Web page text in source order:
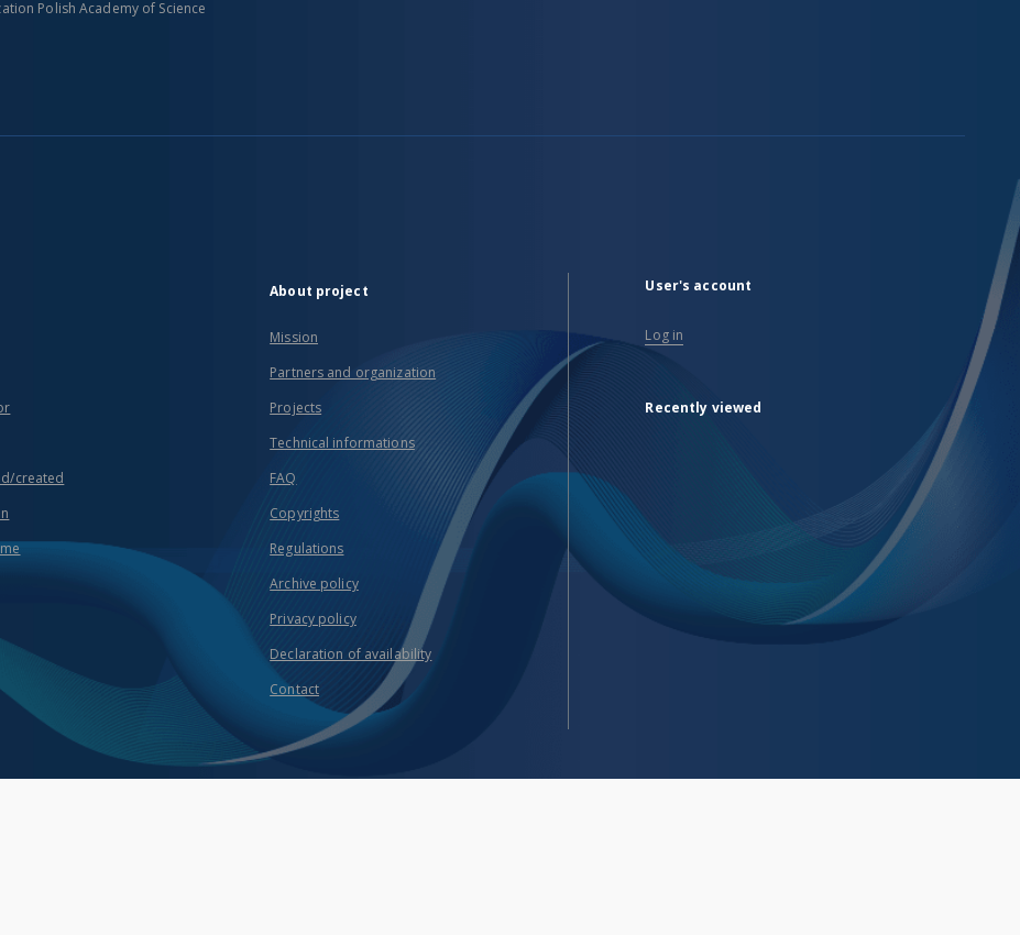
Polish Academy of Science
created
About project
Mission
Partners and organization
Projects
Technical informations
FAQ
Copyrights
Regulations
Archive policy
Privacy policy
Declaration of availability
Contact
User's account
Log in
Recently viewed